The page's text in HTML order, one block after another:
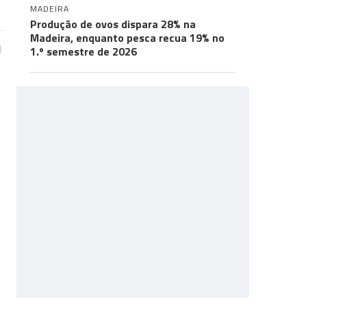
MADEIRA
Produção de ovos dispara 28% na
Madeira, enquanto pesca recua 19% no
1.º semestre de 2026